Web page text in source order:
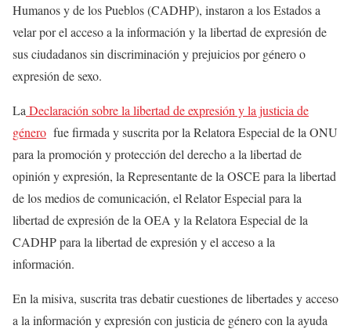
Humanos y de los Pueblos (CADHP), instaron a los Estados a
velar por el acceso a la información y la libertad de expresión de
sus ciudadanos sin discriminación y prejuicios por género o
expresión de sexo.
La Declaración sobre la libertad de expresión y la justicia de
género fue firmada y suscrita por la Relatora Especial de la ONU
para la promoción y protección del derecho a la libertad de
opinión y expresión, la Representante de la OSCE para la libertad
de los medios de comunicación, el Relator Especial para la
libertad de expresión de la OEA y la Relatora Especial de la
CADHP para la libertad de expresión y el acceso a la
información.
En la misiva, suscrita tras debatir cuestiones de libertades y acceso
a la información y expresión con justicia de género con la ayuda